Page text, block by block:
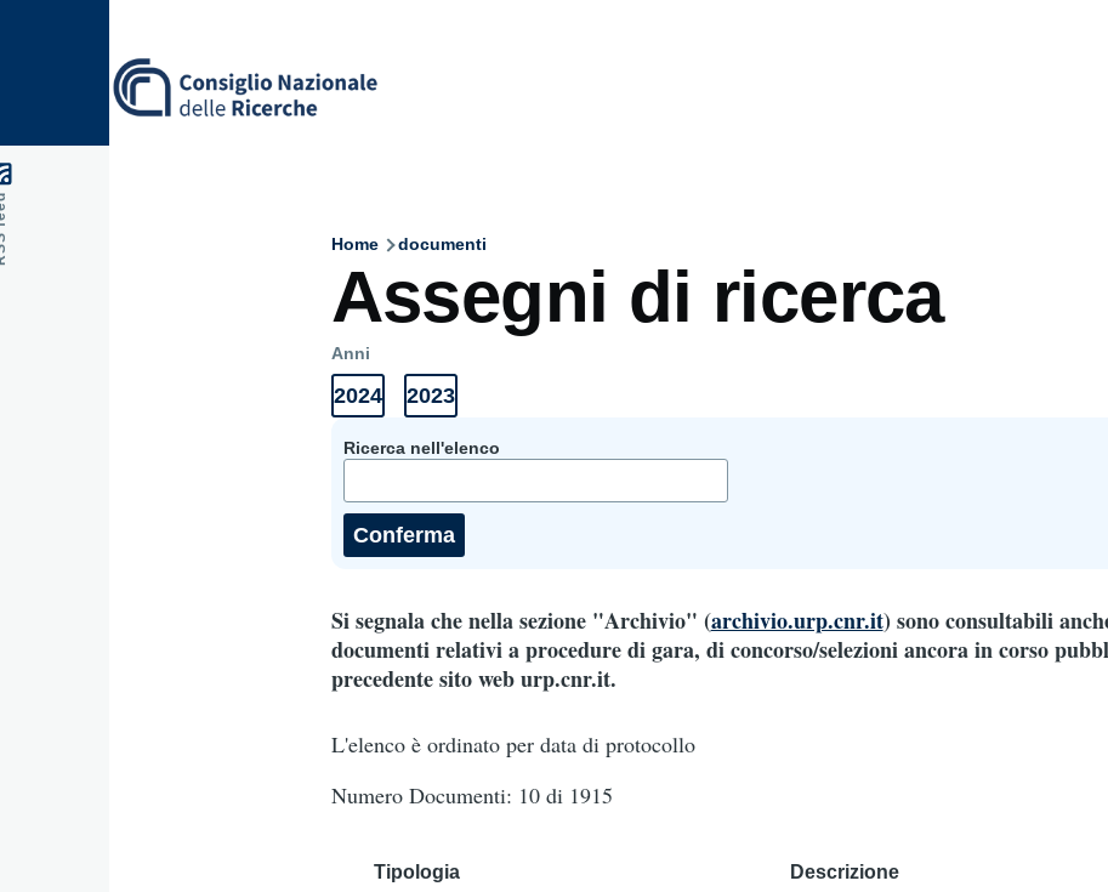
Breadcrumb
Home documenti
Assegni di ricerca
Anni
Anni
Documenti
Elenco
2024
2024
Elenco
2023
2023
Ricerca nell'elenco
Si segnala che nella sezione "Archivio" (archivio.urp.cnr.it) sono consultabili
documenti relativi a procedure di gara, di concorso/selezioni ancora in corso
precedente sito web urp.cnr.it.
L'elenco è ordinato per data di protocollo
Numero Documenti: 10 di 1915
Tipologia Descrizione